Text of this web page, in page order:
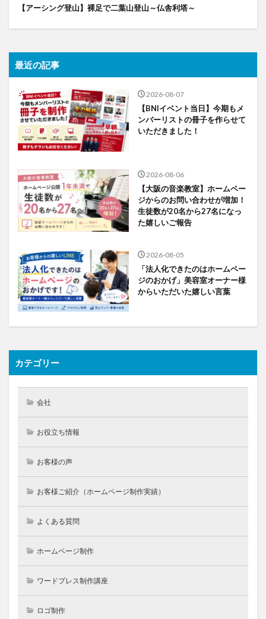
【アーシング登山】裸足で二葉山登山～仏舎利塔～
最近の記事
2026-08-07
【BNIイベント当日】今期もメ
ンバーリストの冊子を作らせて
いただきました！
2026-08-06
【大阪の音楽教室】ホームペー
ジからのお問い合わせが増加！
生徒数が20名から27名になっ
た嬉しいご報告
2026-08-05
「法人化できたのはホームペー
ジのおかげ」美容室オーナー様
からいただいた嬉しい言葉
カテゴリー
会社
お役立ち情報
お客様の声
お客様ご紹介（ホームページ制作実績）
よくある質問
ホームページ制作
ワードプレス制作講座
ロゴ制作